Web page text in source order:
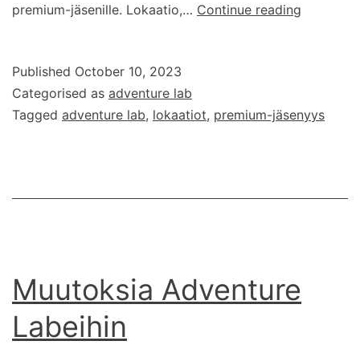
premium-jäsenille. Lokaatio,… Continue reading
Published October 10, 2023
Categorised as adventure lab
Tagged adventure lab, lokaatiot, premium-jäsenyys
Muutoksia Adventure
Labeihin